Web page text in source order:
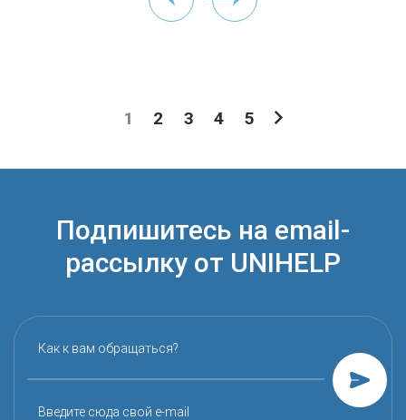
1 2 3 4 5
Подпишитесь на email-
рассылку от UNIHELP
Как к вам обращаться?
Введите сюда свой e-mail